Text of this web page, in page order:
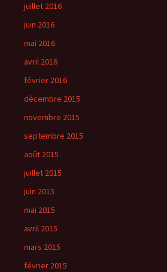
juillet 2016
juin 2016
mai 2016
avril 2016
février 2016
décembre 2015
novembre 2015
septembre 2015
août 2015
juillet 2015
juin 2015
mai 2015
avril 2015
mars 2015
février 2015